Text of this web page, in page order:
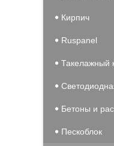
Кирпич
Ruspanel
Такелажный
Бетоны и
Пескоблок